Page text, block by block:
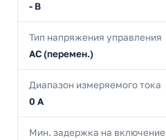
- В
Тип напряжения управления
AC (перемен.)
Диапазон измеряемого тока
0 А
Мин. задержка на включение